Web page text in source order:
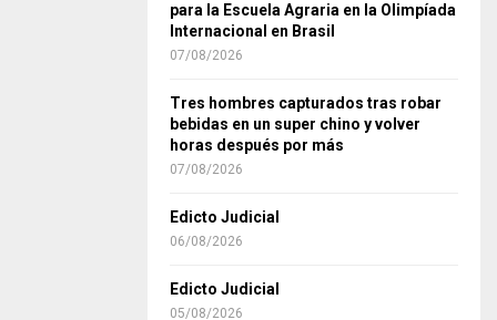
para la Escuela Agraria en la Olimpíada
Internacional en Brasil
07/08/2026
Tres hombres capturados tras robar
bebidas en un super chino y volver
horas después por más
07/08/2026
Edicto Judicial
06/08/2026
Edicto Judicial
05/08/2026